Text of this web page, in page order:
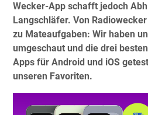
Wecker-App schafft jedoch
Langschläfer. Von
zu Mateaufgaben: Wir haben
umgeschaut und die drei
Apps für Android und iOS
unseren Favoriten.